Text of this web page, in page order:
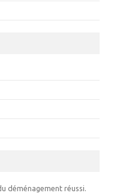
déménagement réussi.